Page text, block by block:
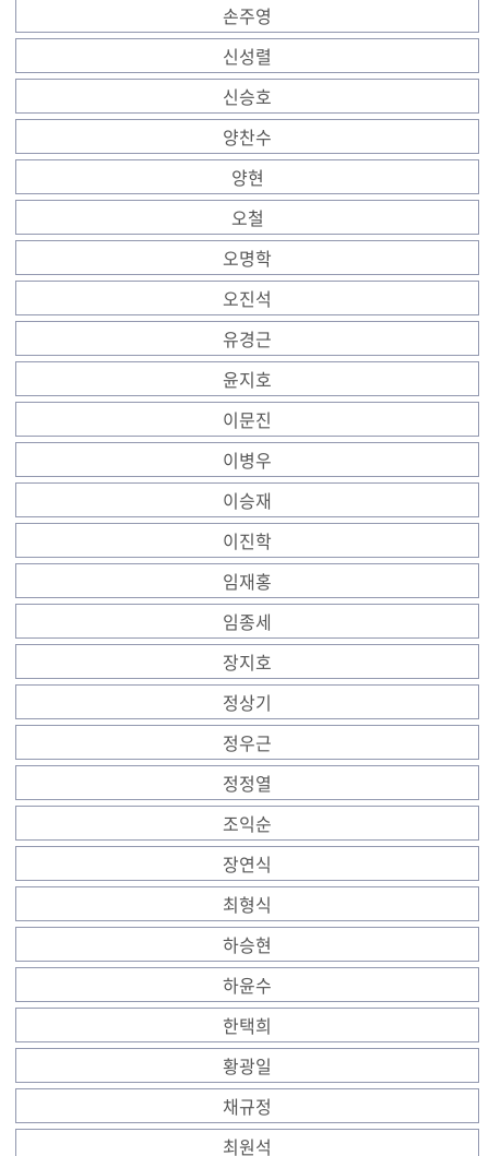
손주영
신성렬
신승호
양찬수
양현
오철
오명학
오진석
유경근
윤지호
이문진
이병우
이승재
이진학
임재홍
임종세
장지호
정상기
정우근
정정열
조익순
장연식
최형식
하승현
하윤수
한택희
황광일
채규정
최원석